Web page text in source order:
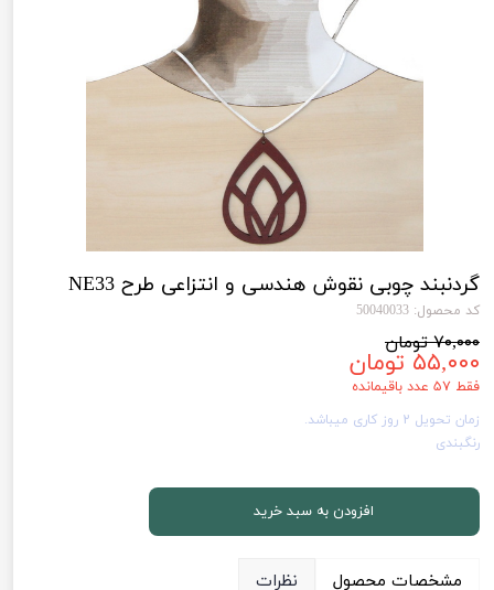
گردنبند چوبی نقوش هندسی و انتزاعی طرح NE33
کد محصول: 50040033
۷۰,۰۰۰ تومان
۵۵,۰۰۰ تومان
فقط ۵۷ عدد باقیمانده
زمان تحویل 2 روز کاری میباشد.
رنگبندی
افزودن به سبد خرید
مشخصات محصول نظرات